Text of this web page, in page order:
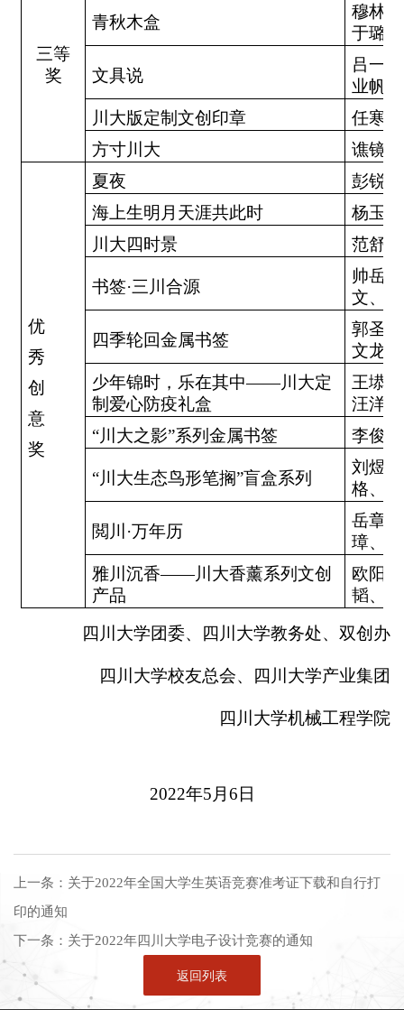
三等
奖
青秋木盒
穆林
于璐
文具说
吕一
业帆
川大版定制文创印章
任寒冰
方寸川大
谯镜桦
优
秀
创
意
奖
夏夜
彭锐怡
海上生明月天涯共此时
杨玉铧
川大四时景
范舒雯
书签·三川合源
帅岳
文、
四季轮回金属书签
郭圣
文龙
少年锦时，乐在其中——川大定
制爱心防疫礼盒
王塨
汪洋
“川大之影”系列金属书签
李俊龙
“川大生态鸟形笔搁”盲盒系列
刘煜
格、
閲川·万年历
岳章
璋、
雅川沉香——川大香薰系列文创
产品
欧阳
韬、
四川大学团委、四川大学教务处、双创办
四川大学校友总会、四川大学产业集团
四川大学机械工程学院
2022年5 月6日
上一条： 关于2022年全国大学生英语竞赛准考证下载和自行打
印的通知
下一条： 关于2022年四川大学电子设计竞赛的通知
返回列表